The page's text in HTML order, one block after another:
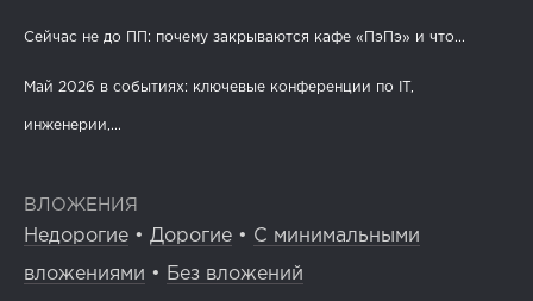
Сейчас не до ПП: почему закрываются кафе «ПэПэ» и что...
Май 2026 в событиях: ключевые конференции по IT,
инженерии,...
ВЛОЖЕНИЯ
Недорогие • Дорогие • С минимальными
вложениями • Без вложений